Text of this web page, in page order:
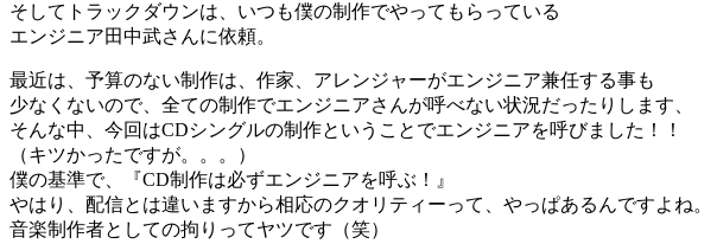
そしてトラックダウンは、いつも僕の制作でやってもらっている
エンジニア田中武さんに依頼。
最近は、予算のない制作は、作家、アレンジャーがエンジニア兼任する事も
少なくないので、全ての制作でエンジニアさんが呼べない状況だったりします、
そんな中、今回はCDシングルの制作ということでエンジニアを呼びました！！
（キツかったですが。。。）
僕の基準で、『CD制作は必ずエンジニアを呼ぶ！』
やはり、配信とは違いますから相応のクオリティーって、やっぱあるんですよね。
音楽制作者としての拘りってヤツです（笑）